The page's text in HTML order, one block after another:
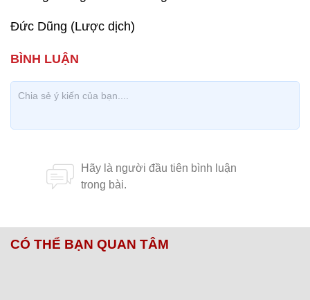
Đức Dũng (Lược dịch)
CÓ THỂ BẠN QUAN TÂM